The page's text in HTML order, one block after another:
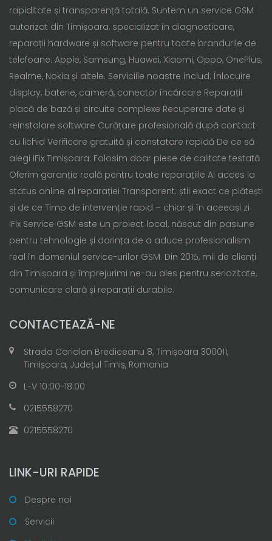
rapiditate și transparență totală. Suntem un service GSM
autorizat din Timișoara, specializat în diagnosticare,
reparații hardware și software pentru toate brandurile de
telefoane: Apple, Samsung, Huawei, Xiaomi, Oppo, OnePlus,
Realme, Nokia și altele. Serviciile noastre includ: Înlocuire
display, baterie, cameră, conector încărcare Reparații
placă de bază și circuite complexe Recuperare date și
reinstalare software Curățare profesională după contact
cu lichid Verificare gratuită și constatare rapidă De ce să
alegi iFix Timișoara: Folosim doar piese de calitate testată
Oferim garanție reală pentru toate reparațiile Ai acces la
status online al reparației Transparent: știi exact ce plătești
și de ce Timp de intervenție rapid – chiar și în aceeași zi
iFix Service GSM este un proiect local, născut din pasiune
pentru tehnologie și dorința de a aduce profesionalism
real în domeniul service-urilor GSM. Din 2015, mii de clienți
din Timișoara și împrejurimi ne-au ales pentru seriozitate,
comunicare clară și reparații durabile.
CONTACTEAZĂ-NE
Strada Coriolan Brediceanu 8, Timișoara 300011,
Timișoara, Județul Timiș, Romania
L-V 10:00-18:00
0215558270
0215558270
LINK-URI RAPIDE
Despre noi
Servicii